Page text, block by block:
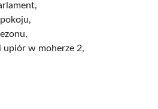
upiór w moherze 2,